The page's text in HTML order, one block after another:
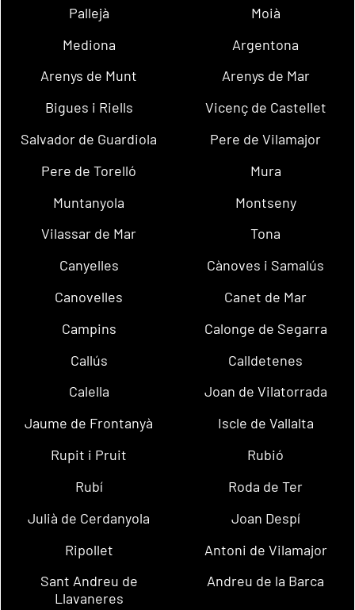
Pallejà
Moià
Mediona
Argentona
Arenys de Munt
Arenys de Mar
Bigues i Riells
Vicenç de Castellet
Salvador de Guardiola
Pere de Vilamajor
Pere de Torelló
Mura
Muntanyola
Montseny
Vilassar de Mar
Tona
Canyelles
Cànoves i Samalús
Canovelles
Canet de Mar
Campins
Calonge de Segarra
Callús
Calldetenes
Calella
Joan de Vilatorrada
Jaume de Frontanyà
Iscle de Vallalta
Rupit i Pruit
Rubió
Rubí
Roda de Ter
Julià de Cerdanyola
Joan Despí
Ripollet
Antoni de Vilamajor
Sant Andreu de
Llavaneres
Andreu de la Barca